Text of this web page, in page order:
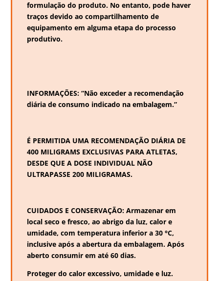
formulação do produto. No entanto, pode haver
traços devido ao compartilhamento de
equipamento em alguma etapa do processo
produtivo.
INFORMAÇÕES: “Não exceder a recomendação
diária de consumo indicado na embalagem.”
É PERMITIDA UMA RECOMENDAÇÃO DIÁRIA DE
400 MILIGRAMS EXCLUSIVAS PARA ATLETAS,
DESDE QUE A DOSE INDIVIDUAL NÃO
ULTRAPASSE 200 MILIGRAMAS.
CUIDADOS E CONSERVAÇÃO: Armazenar em
local seco e fresco, ao abrigo da luz, calor e
umidade, com temperatura inferior a 30 °C,
inclusive após a abertura da embalagem. Após
aberto consumir em até 60 dias.
Proteger do calor excessivo, umidade e luz.